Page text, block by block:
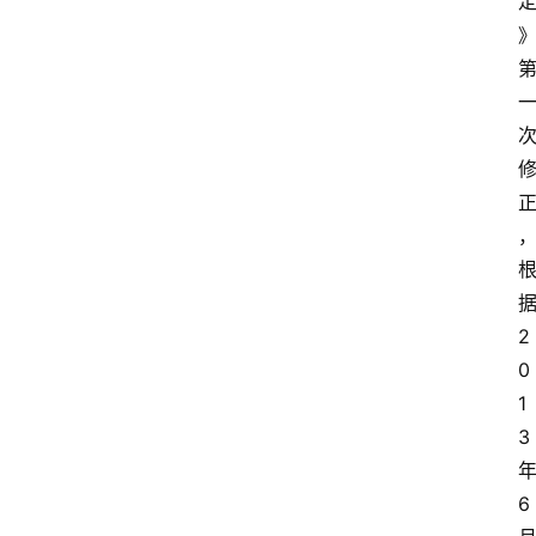
》
第
一
次
修
正
，
根
据
2
0
1
3
年
6